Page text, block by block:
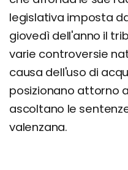
legislativa imposta
giovedì dell'anno il
varie controversie
causa dell'uso di
posizionano attorno
ascoltano le
valenzana.